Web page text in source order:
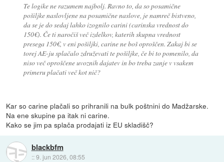
Te logike ne razumem najbolj. Ravno to, da so posamične
pošiljke naslovljene na posamične naslove, je namreč bistveno,
da se je do sedaj lahko izognilo carini (carinska vrednost do
150€). Če ti naročiš več izdelkov, katerih skupna vrednost
presega 150€, v eni pošiljki, carine ne boš oproščen. Zakaj bi se
torej AE-ju splačalo združevati te pošiljke, če bi to pomenilo, da
niso več oproščene uvoznih dajatev in bo treba zanje v vsakem
primeru plačati več kot nič?
Kar so carine plačali so prihranili na bulk poštnini do Madžarske.
Na ene skupine pa itak ni carine.
Kako se jim pa splača prodajati iz EU skladišč?
blackbfm
::9. jun 2026, 08:55